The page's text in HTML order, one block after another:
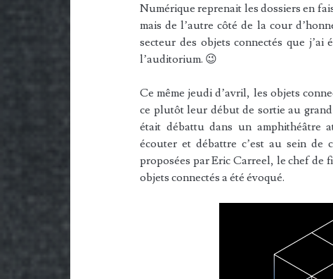
Numérique reprenait les dossiers en
mais de l’autre côté de la cour
secteur des objets connectés que j’ai
l’auditorium. 😉
Ce même jeudi d’avril, les objets
ce plutôt leur début de sortie au
était débattu dans un amphithéâtre
écouter et débattre c’est au sein de
proposées par Eric Carreel, le chef de
objets connectés a été évoqué.